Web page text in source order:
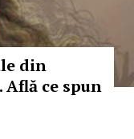
din
Află ce spun